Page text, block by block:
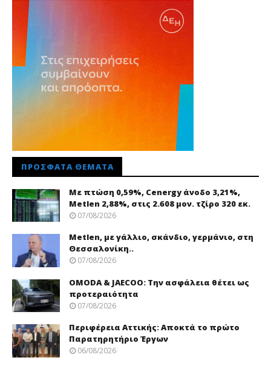
ΠΡΌΣΦΑΤΑ ΘΈΜΑΤΑ
Με πτώση 0,59%, Cenergy άνοδο 3,21%,
Metlen 2,88%, στις 2.608 μον. τζίρο 320 εκ.
07/08/2026
Metlen, με γάλλιο, σκάνδιο, γερμάνιο, στη
Θεσσαλονίκη..
07/08/2026
OMODA & JAECOO: Την ασφάλεια θέτει ως
προτεραιότητα
07/08/2026
Περιφέρεια Αττικής: Αποκτά το πρώτο
Παρατηρητήριο Έργων
06/08/2026